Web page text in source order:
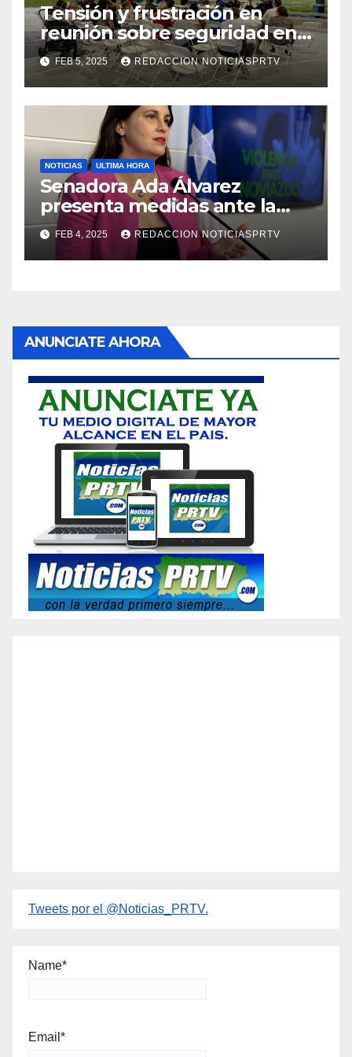
Tensión y frustración en
reunión sobre seguridad en
Reparto Metropolitano
FEB 5, 2025 REDACCION NOTICIASPRTV
NOTICIAS ULTIMA HORA
Senadora Ada Álvarez
presenta medidas ante la
violencia en el noviazgo
FEB 4, 2025 REDACCION NOTICIASPRTV
ANUNCIATE AHORA
Tweets por el @Noticias_PRTV.
Name*
Email*